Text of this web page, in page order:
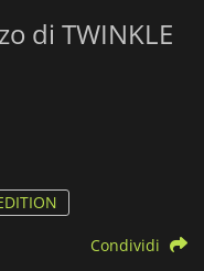
di TWINKLE
Condividi